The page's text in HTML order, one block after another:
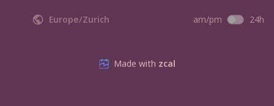
Europe/Zurich am/pm 24h
Made with zcal